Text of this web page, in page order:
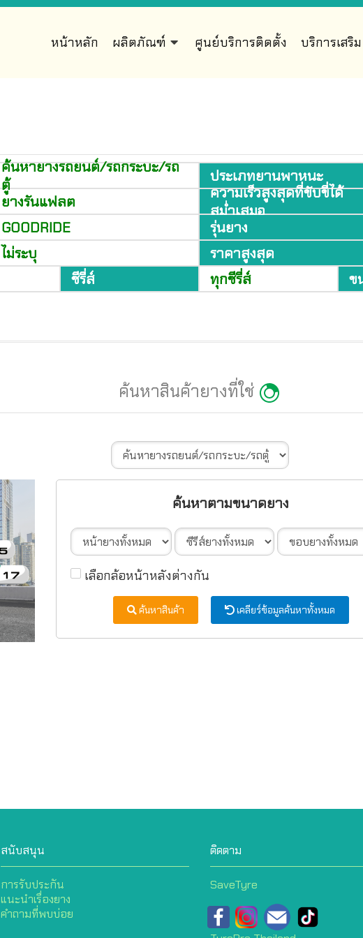
หน้าหลัก ผลิตภัณฑ์ ศูนย์บริการติดตั้ง บริการเสริม
ค้นหายางรถยนต์/รถกระบะ/รถ
ตู้
ประเภทยานพาหนะ
ยางรันแฟลต
ความเร็วสูงสุดที่ขับขี่ได้
สม่ำเสมอ
GOODRIDE รุ่นยาง
ไม่ระบุ ราคาสูงสุด
ซีรี่ส์ ทุกซีรี่ส์ ข
ค้นหาสินค้ายางที่ใช่
ค้นหาตามขนาดยาง
เลือกล้อหน้าหลังต่างกัน
ค้นหาสินค้า เคลียร์ข้อมูลค้นหาทั้งหมด
สนับสนุน
การรับประกัน
แนะนำเรื่องยาง
คำถามที่พบบ่อย
ติดตาม
SaveTyre